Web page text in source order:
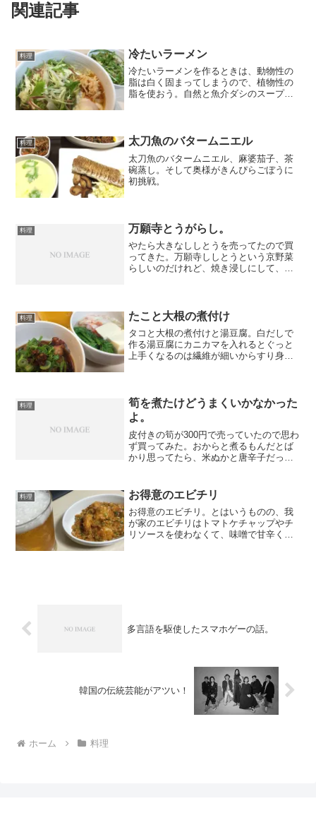
関連記事
料理 冷たいラーメン
冷たいラーメンを作るときは、動物性の
脂は白く固まってしまうので、植物性の
脂を使おう。自然と魚介ダシのスープに
ぎ。
料理 太刀魚のバタームニエル
太刀魚のバタームニエル、麻婆茄子、茶
碗蒸し。そして奥様がきんぴらごぼうに
初挑戦。
料理 万願寺とうがらし。
やたら大きなししとうを売ってたので買
ってきた。万願寺ししとうという京野菜
らしいのだけれど、焼き浸しにして、普
瑞々しく肉厚でピーマンみたい...
料理 たこと大根の煮付け
タコと大根の煮付けと湯豆腐。白だしで
作る湯豆腐にカニカマを入れるとぐっと
上手くなるのは繊維が細いからすり身の
料理
筍を煮たけどうまくいかなかった
よ。
皮付きの筍が300円で売っていたので思わ
ず買ってみた。おからと煮るもんだとば
かり思ってたら、米ぬかと唐辛子だっ
思った。キッチン中に筍のいい匂い。こ
の時既に1時頃だったの...
料理 お得意のエビチリ
お得意のエビチリ。とはいうものの、我
が家のエビチリはトマトケチャップやチ
リソースを使わなくて、味噌で甘辛く作
多言語を駆使したスマホゲーの話。
韓国の伝統芸能がアツい！
ホーム 料理